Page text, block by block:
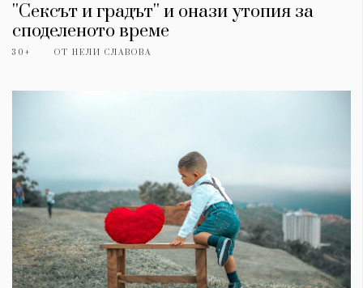
''Сексът и градът'' и онази утопия за
споделеното време
30+ ОТ НЕЛИ СЛАВОВА